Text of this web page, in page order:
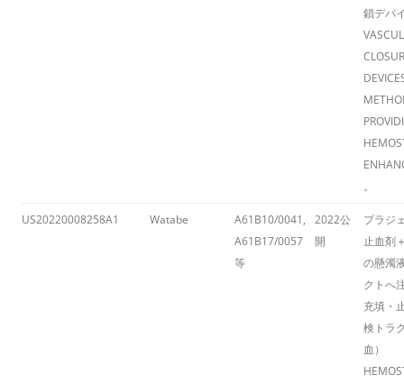
鎖デバ
。
US20220008258A1 Watabe
A61B10/0041,
A61B17/0057
等
2022公
開
プラジ
止血剤
の懸濁
クトへ
充填・
検トラ
血）